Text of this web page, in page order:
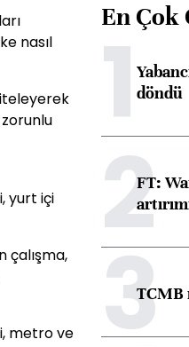
nasıl
yurt içi
çalışma,
metro ve
En
1döndü
2
FT:
3TCMB